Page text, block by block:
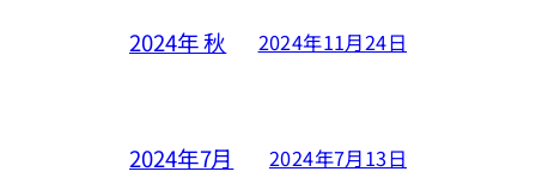
2024年 秋 2024年11月24日
2024年7月 2024年7月13日